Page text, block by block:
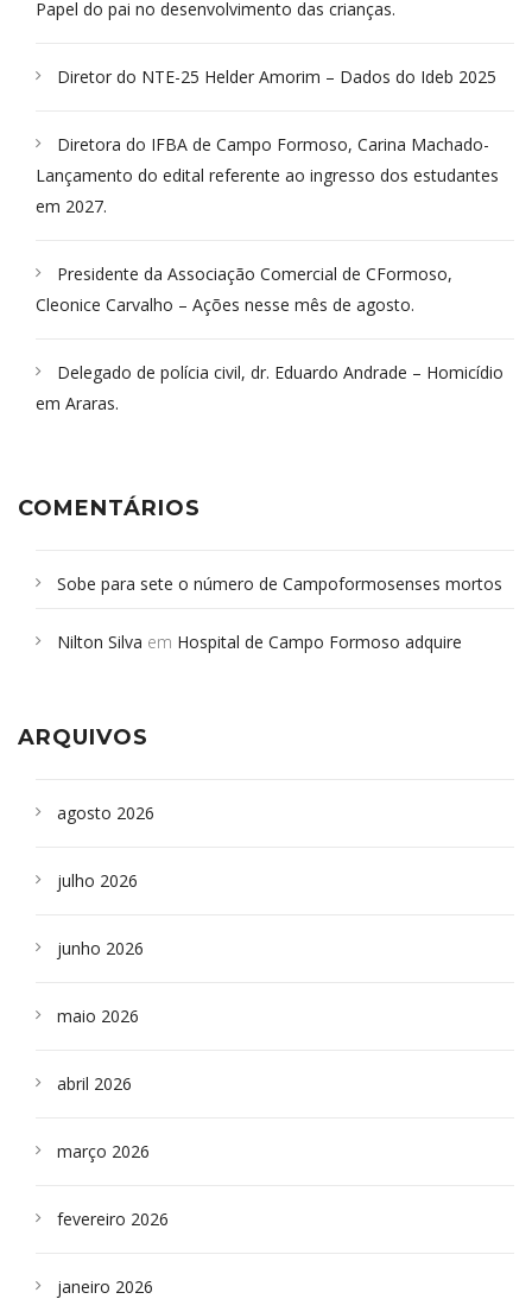
Papel do pai no desenvolvimento das crianças.
Diretor do NTE-25 Helder Amorim – Dados do Ideb 2025
Diretora do IFBA de Campo Formoso, Carina Machado-
Lançamento do edital referente ao ingresso dos estudantes
em 2027.
Presidente da Associação Comercial de CFormoso,
Cleonice Carvalho – Ações nesse mês de agosto.
Delegado de polícia civil, dr. Eduardo Andrade – Homicídio
em Araras.
COMENTÁRIOS
Sobe para sete o número de Campoformosenses mortos
Campoformosenses que morreram em desabamentos são
Nilton Silva em Hospital de Campo Formoso adquire
ARQUIVOS
agosto 2026
julho 2026
junho 2026
maio 2026
abril 2026
março 2026
fevereiro 2026
janeiro 2026